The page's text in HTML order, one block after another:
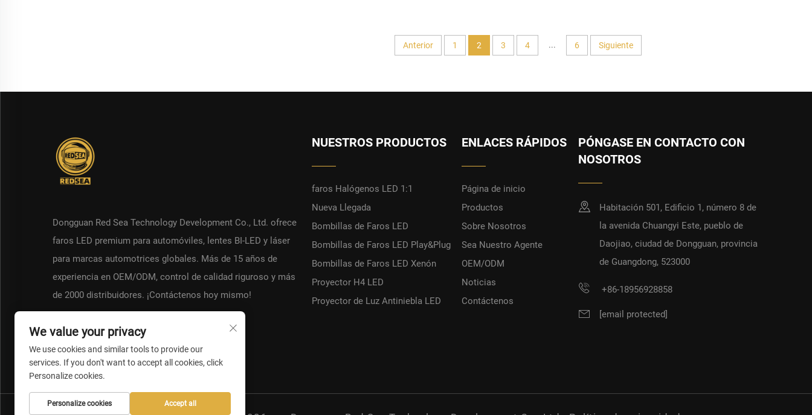
Anterior 1 2 3 4 ... 6 Siguiente
Dongguan Red Sea Technology Development Co., Ltd. ofrece
faros LED premium para automóviles, lentes BI-LED y láser
para marcas automotrices globales. Más de 15 años de
experiencia en OEM/ODM, control de calidad riguroso y más
de 2000 distribuidores. ¡Contáctenos hoy mismo!
NUESTROS PRODUCTOS
faros Halógenos LED 1:1
Nueva Llegada
Bombillas de Faros LED
Bombillas de Faros LED Play&Plug
Bombillas de Faros LED Xenón
Proyector H4 LED
Proyector de Luz Antiniebla LED
ENLACES RÁPIDOS
Página de inicio
Productos
Sobre Nosotros
Sea Nuestro Agente
OEM/ODM
Noticias
Contáctenos
PÓNGASE EN CONTACTO CON
NOSOTROS
Habitación 501, Edificio 1, número 8 de
la avenida Chuangyi Este, pueblo de
Daojiao, ciudad de Dongguan, provincia
de Guangdong, 523000
+86-18956928858
[email protected]
We value your privacy
We use cookies and similar tools to provide our
services. If you don't want to accept all cookies, click
Personalize cookies.
Personalize cookies Accept all